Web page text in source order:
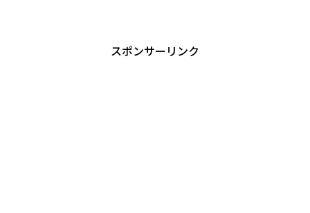
をアップさせるヒントが満載です！
スポンサーリンク